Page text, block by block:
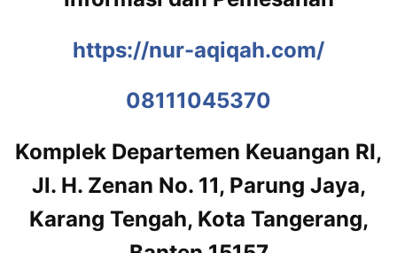
https://nur-aqiqah.com/
08111045370
Komplek Departemen Keuangan RI,
Jl. H. Zenan No. 11, Parung Jaya,
Karang Tengah, Kota Tangerang,